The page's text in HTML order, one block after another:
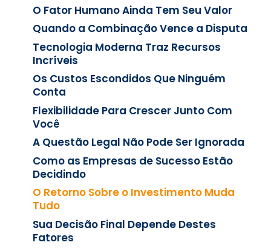
O Fator Humano Ainda Tem Seu Valor
Quando a Combinação Vence a Disputa
Tecnologia Moderna Traz Recursos
Incríveis
Os Custos Escondidos Que Ninguém
Conta
Flexibilidade Para Crescer Junto Com
Você
A Questão Legal Não Pode Ser Ignorada
Como as Empresas de Sucesso Estão
Decidindo
O Retorno Sobre o Investimento Muda
Tudo
Sua Decisão Final Depende Destes
Fatores